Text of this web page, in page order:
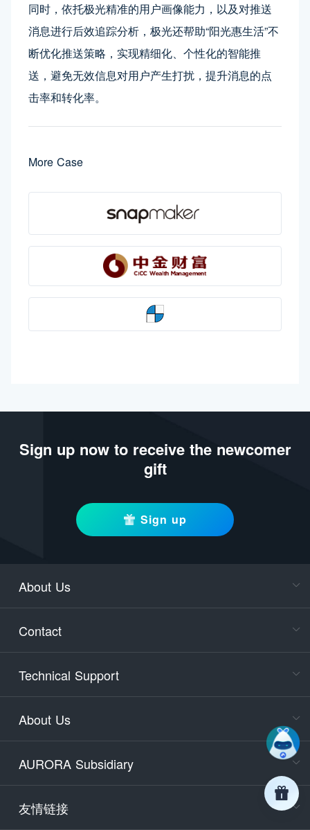
同时，依托极光精准的用户画像能力，以及对推送
消息进行后效追踪分析，极光还帮助“阳光惠生活”不
断优化推送策略，实现精细化、个性化的智能推
送，避免无效信息对用户产生打扰，提升消息的点
击率和转化率。
More Case
Sign up now to receive the newcomer
gift
Sign up
About Us
Contact
Technical Support
About Us
AURORA Subsidiary
友情链接
days)
9:30-
Email